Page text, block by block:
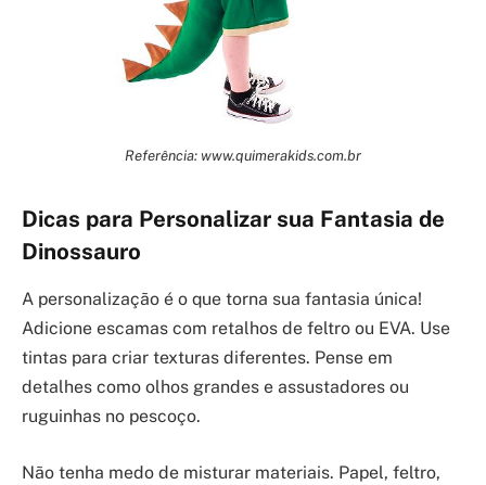
Referência: www.quimerakids.com.br
Dicas para Personalizar sua Fantasia de
Dinossauro
A personalização é o que torna sua fantasia única!
Adicione escamas com retalhos de feltro ou EVA. Use
tintas para criar texturas diferentes. Pense em
detalhes como olhos grandes e assustadores ou
ruguinhas no pescoço.
Não tenha medo de misturar materiais. Papel, feltro,